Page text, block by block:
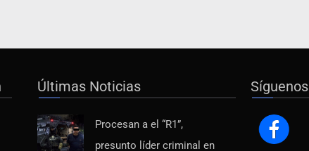
Últimas Noticias
Procesan a el “R1”,
presunto líder criminal en
Síguenos